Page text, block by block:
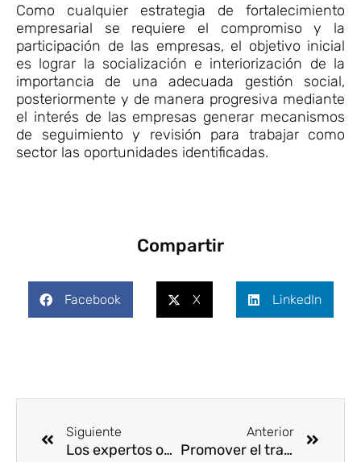
Como cualquier estrategia de fortalecimiento
empresarial se requiere el compromiso y la
participación de las empresas, el objetivo inicial
es lograr la socialización e interiorización de la
importancia de una adecuada gestión social,
posteriormente y de manera progresiva mediante
el interés de las empresas generar mecanismos
de seguimiento y revisión para trabajar como
sector las oportunidades identificadas.
Compartir
Facebook X LinkedIn
Siguiente
Los expertos opinan… Manuel Rodríguez – ODS
Anterior
Promover el trabajo decente en la industria química: iniciativas innovadoras